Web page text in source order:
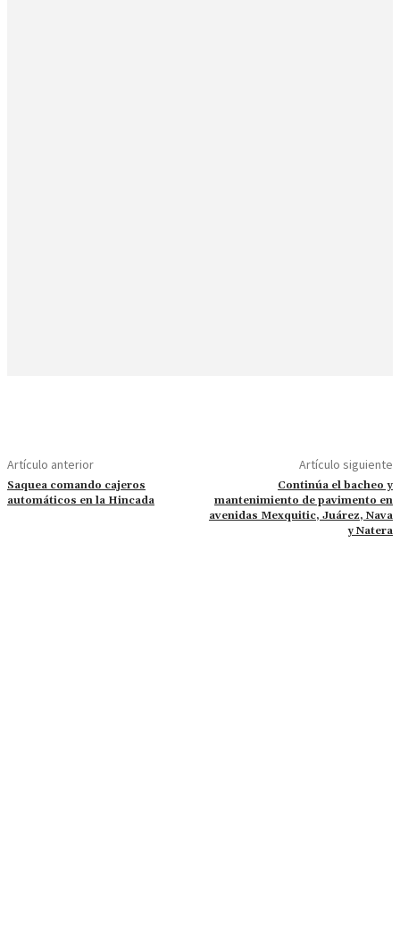
Artículo anterior
Saquea comando cajeros
automáticos en la Hincada
Artículo siguiente
Continúa el bacheo y
mantenimiento de pavimento en
avenidas Mexquitic, Juárez, Nava
y Natera